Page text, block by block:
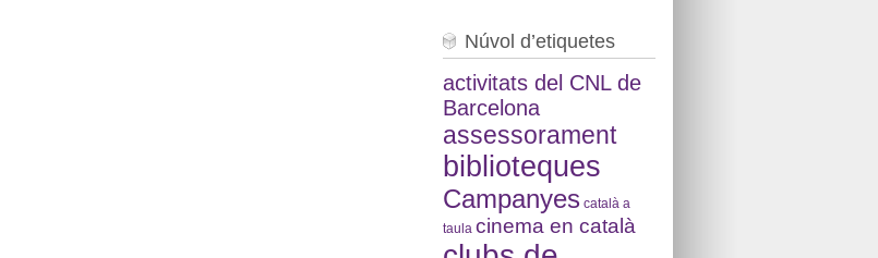
Núvol d’etiquetes
activitats del CNL de
Barcelona
assessorament
biblioteques
Campanyes català a
taula cinema en català